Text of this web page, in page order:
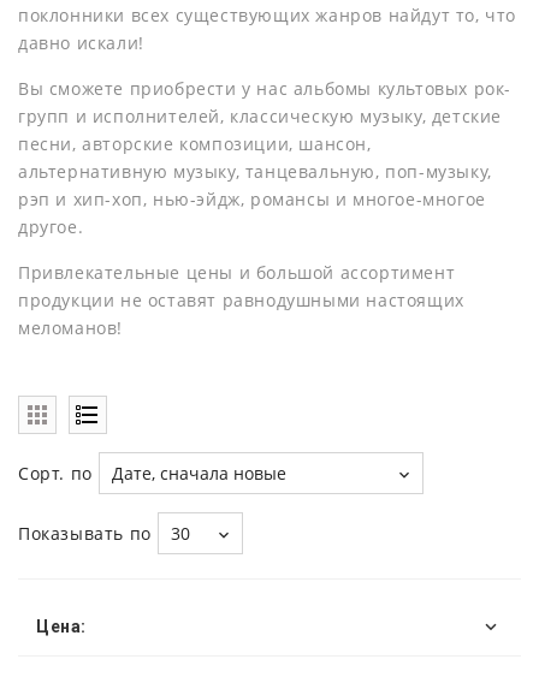
поклонники всех существующих жанров найдут то, что
давно искали!
Вы сможете приобрести у нас альбомы культовых рок-
групп и исполнителей, классическую музыку, детские
песни, авторские композиции, шансон,
альтернативную музыку, танцевальную, поп-музыку,
рэп и хип-хоп, нью-эйдж, романсы и многое-многое
другое.
Привлекательные цены и большой ассортимент
продукции не оставят равнодушными настоящих
меломанов!
Сорт. по Дате, сначала новые
Показывать по 30
Цена: